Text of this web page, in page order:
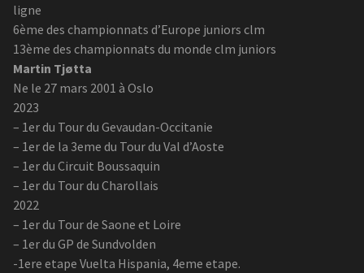
ligne
6ème des championnats d’Europe juniors clm
13ème des championnats du monde clm juniors
Martin Tjøtta
Ne le 27 mars 2001 à Oslo
2023
– 1er du Tour du Gevaudan-Occitanie
– 1er de la 3eme du Tour du Val d’Aoste
– 1er du Circuit Boussaquin
– 1er du Tour du Charollais
2022
– 1er du Tour de Saone et Loire
– 1er du GP de Sundvolden
-1ere etape Vuelta Hispania, 4eme etape.